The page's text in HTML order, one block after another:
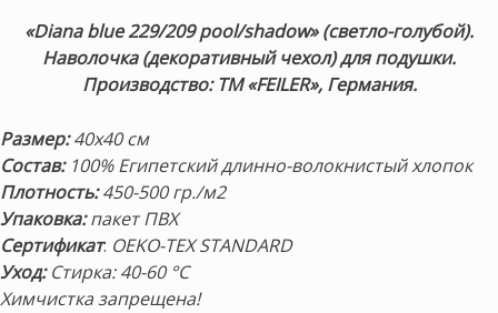
«Diana blue 229/209 pool/shadow» (светло-голубой).
Наволочка (декоративный чехол) для подушки.
Производство: ТМ «FEILER», Германия.
Размер:40х40 см
Состав: 100% Египетскийдлинно-волокнистый хлопок
Плотность:450-500 гр./м2
Упаковка:пакет ПВХ
Сертификат: OEKO-TEX STANDARD
Уход:Стирка: 40-60 °C
Химчистка запрещена!